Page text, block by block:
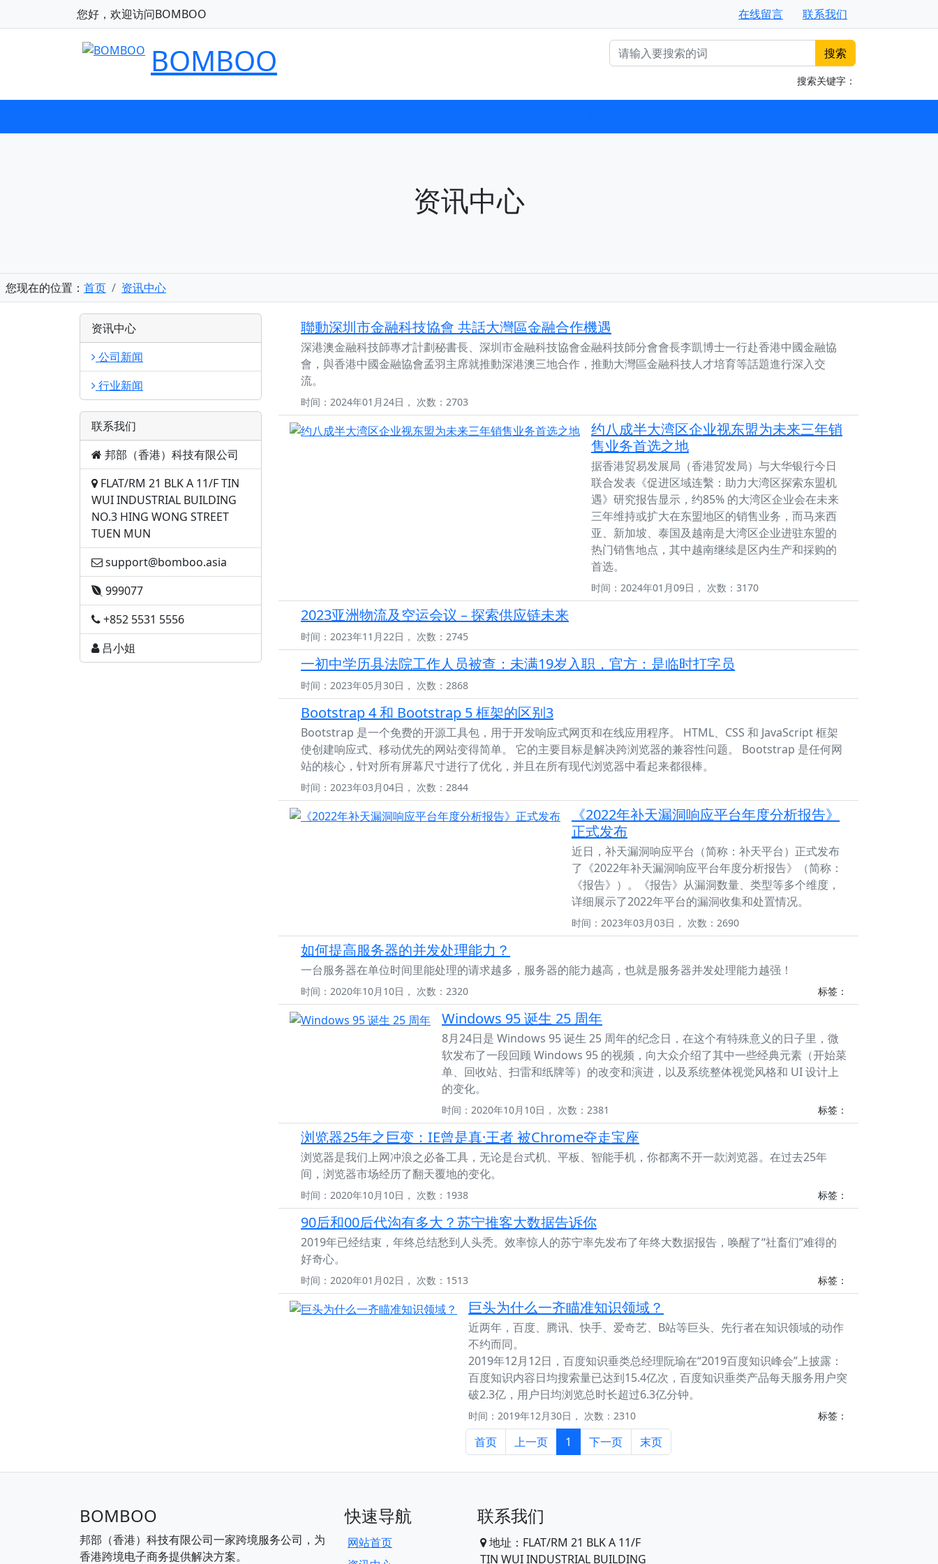
您好，欢迎访问BOMBOO 在线留言 联系我们
BOMBOO 搜索
搜索关键字：
资讯中心
您现在的位置： 首页 资讯中心
资讯中心
公司新闻
行业新闻
联系我们
邦部（香港）科技有限公司
FLAT/RM 21 BLK A 11/F TIN
WUI INDUSTRIAL BUILDING
NO.3 HING WONG STREET
TUEN MUN
support@bomboo.asia
999077
+852 5531 5556
吕小姐
聯動深圳市金融科技協會 共話大灣區金融合作機遇
深港澳金融科技師專才計劃秘書長、深圳市金融科技協會金融科技師分會會長李凱博士一行赴香港中國金融協
會，與香港中國金融協會孟羽主席就推動深港澳三地合作，推動大灣區金融科技人才培育等話題進行深入交
流。
时间：2024年01月24日， 次数：2703
约八成半大湾区企业视东盟为未来三年销
售业务首选之地
据香港贸易发展局（香港贸发局）与大华银行今日
联合发表《促进区域连繫：助力大湾区探索东盟机
遇》研究报告显示，约85% 的大湾区企业会在未来
三年维持或扩大在东盟地区的销售业务，而马来西
亚、新加坡、泰国及越南是大湾区企业进驻东盟的
热门销售地点，其中越南继续是区内生产和採购的
首选。
时间：2024年01月09日， 次数：3170
2023亚洲物流及空运会议 – 探索供应链未来
时间：2023年11月22日， 次数：2745
一初中学历县法院工作人员被查：未满19岁入职，官方：是临时打字员
时间：2023年05月30日， 次数：2868
Bootstrap 4 和 Bootstrap 5 框架的区别3
Bootstrap 是一个免费的开源工具包，用于开发响应式网页和在线应用程序。 HTML、CSS 和 JavaScript 框架
使创建响应式、移动优先的网站变得简单。 它的主要目标是解决跨浏览器的兼容性问题。 Bootstrap 是任何网
站的核心，针对所有屏幕尺寸进行了优化，并且在所有现代浏览器中看起来都很棒。
时间：2023年03月04日， 次数：2844
《2022年补天漏洞响应平台年度分析报告》
正式发布
近日，补天漏洞响应平台（简称：补天平台）正式发布
了《2022年补天漏洞响应平台年度分析报告》（简称：
《报告》）。《报告》从漏洞数量、类型等多个维度，
详细展示了2022年平台的漏洞收集和处置情况。
时间：2023年03月03日， 次数：2690
如何提高服务器的并发处理能力？
一台服务器在单位时间里能处理的请求越多，服务器的能力越高，也就是服务器并发处理能力越强！
时间：2020年10月10日， 次数：2320 标签：
Windows 95 诞生 25 周年
8月24日是 Windows 95 诞生 25 周年的纪念日，在这个有特殊意义的日子里，微
软发布了一段回顾 Windows 95 的视频，向大众介绍了其中一些经典元素（开始菜
单、回收站、扫雷和纸牌等）的改变和演进，以及系统整体视觉风格和 UI 设计上
的变化。
时间：2020年10月10日， 次数：2381 标签：
浏览器25年之巨变：IE曾是真·王者 被Chrome夺走宝座
浏览器是我们上网冲浪之必备工具，无论是台式机、平板、智能手机，你都离不开一款浏览器。在过去25年
间，浏览器市场经历了翻天覆地的变化。
时间：2020年10月10日， 次数：1938 标签：
90后和00后代沟有多大？苏宁推客大数据告诉你
2019年已经结束，年终总结愁到人头秃。效率惊人的苏宁率先发布了年终大数据报告，唤醒了“社畜们”难得的
好奇心。
时间：2020年01月02日， 次数：1513 标签：
巨头为什么一齐瞄准知识领域？
近两年，百度、腾讯、快手、爱奇艺、B站等巨头、先行者在知识领域的动作
不约而同。
2019年12月12日，百度知识垂类总经理阮瑜在“2019百度知识峰会”上披露：
百度知识内容日均搜索量已达到15.4亿次，百度知识垂类产品每天服务用户突
破2.3亿，用户日均浏览总时长超过6.3亿分钟。
时间：2019年12月30日， 次数：2310 标签：
首页 上一页 1 下一页 末页
BOMBOO
邦部（香港）科技有限公司一家跨境服务公司，为
香港跨境电子商务提供解决方案。
快速导航
网站首页
联系我们
地址：FLAT/RM 21 BLK A 11/F
TIN WUI INDUSTRIAL BUILDING